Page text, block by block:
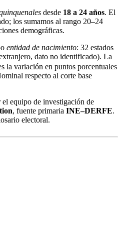
desde 18 a 24 años. El
los sumamos al rango 20–24
demográficas.
entidad de nacimiento: 32 estados
dato no identificado). La
la variación en puntos porcentuales
respecto al corte base
equipo de investigación de
, fuente primaria INE–DERFE.
electoral.